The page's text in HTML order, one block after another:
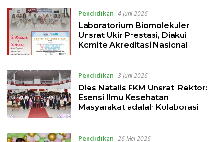
Pendidikan 4 Juni 2026
Laboratorium Biomolekuler
Unsrat Ukir Prestasi, Diakui
Komite Akreditasi Nasional
Pendidikan 3 Juni 2026
Dies Natalis FKM Unsrat, Rektor:
Esensi Ilmu Kesehatan
Masyarakat adalah Kolaborasi
Pendidikan 26 Mei 2026